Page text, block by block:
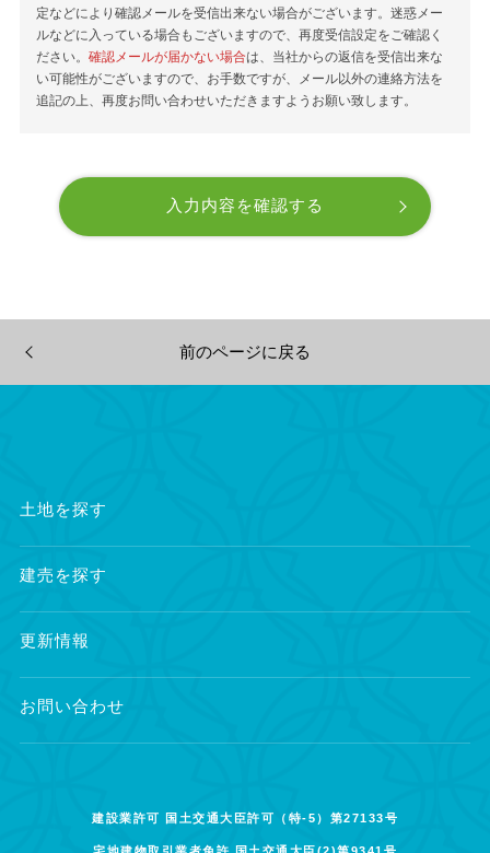
定などにより確認メールを受信出来ない場合がございます。迷惑メー
ルなどに入っている場合もございますので、再度受信設定をご確認く
ださい。 確認メールが届かない場合は、当社からの返信を受信出来な
い可能性がございますので、お手数ですが、メール以外の連絡方法を
追記の上、再度お問い合わせいただきますようお願い致します。
前のページに戻る
土地を探す
建売を探す
更新情報
お問い合わせ
建設業許可 国土交通大臣許可（特-5）第27133号
宅地建物取引業者免許 国土交通大臣(2)第9341号